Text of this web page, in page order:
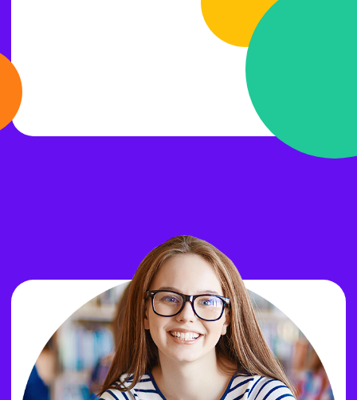
время умение говорить и понимать
ЗАКАЗАТЬ ЗВОНОК